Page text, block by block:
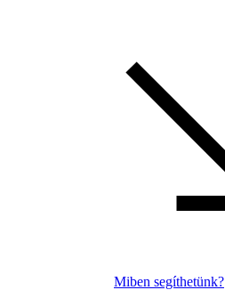
Miben segíthetünk?